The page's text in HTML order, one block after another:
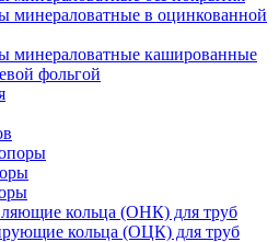
минераловатные в оцинкованной
минераловатные кашированные
фольгой
кольца (ОНК) для труб
кольца (ОЦК) для труб